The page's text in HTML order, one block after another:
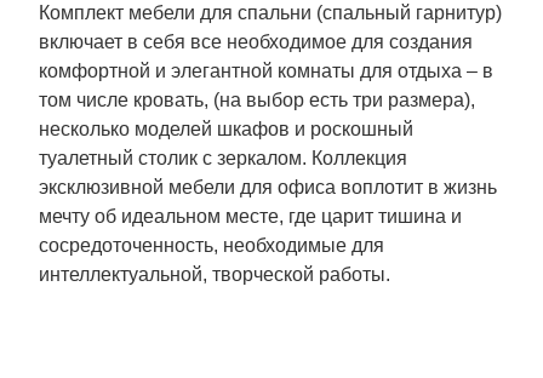
Комплект мебели для спальни (спальный гарнитур)
включает в себя все необходимое для создания
комфортной и элегантной комнаты для отдыха – в
том числе кровать, (на выбор есть три размера),
несколько моделей шкафов и роскошный
туалетный столик с зеркалом. Коллекция
эксклюзивной мебели для офиса воплотит в жизнь
мечту об идеальном месте, где царит тишина и
сосредоточенность, необходимые для
интеллектуальной, творческой работы.